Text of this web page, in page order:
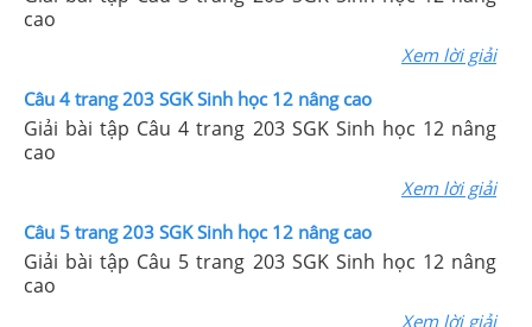
cao
Xem lời giải
Câu 4 trang 203 SGK Sinh học 12 nâng cao
Giải bài tập Câu 4 trang 203 SGK Sinh học 12 nâng
cao
Xem lời giải
Câu 5 trang 203 SGK Sinh học 12 nâng cao
Giải bài tập Câu 5 trang 203 SGK Sinh học 12 nâng
cao
Xem lời giải